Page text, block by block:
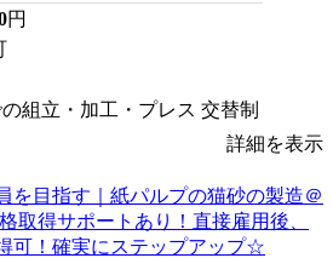
円
組立・加工・プレス 交替制
詳細を表示